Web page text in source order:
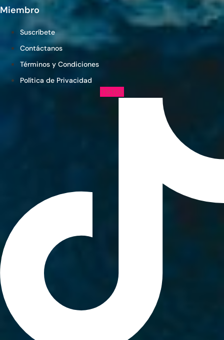
Miembro
Suscríbete
Contáctanos
Términos y Condiciones
Política de Privacidad
Tiktok